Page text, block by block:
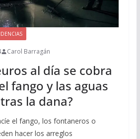
Carol Barragán
al día se cobra
fango y las aguas
la dana?
el fango, los fontaneros o
hacer los arreglos